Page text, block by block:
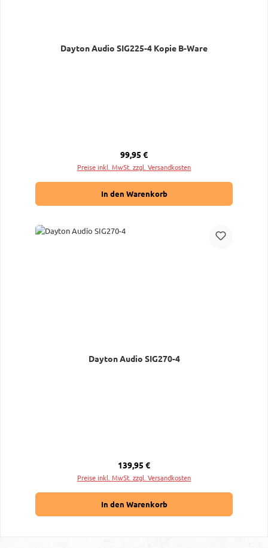
Dayton Audio SIG225-4 Kopie B-Ware
Regulärer Preis:
99,95 €
Preise inkl. MwSt. zzgl. Versandkosten
In den Warenkorb
Dayton Audio SIG270-4
Regulärer Preis:
139,95 €
Preise inkl. MwSt. zzgl. Versandkosten
In den Warenkorb